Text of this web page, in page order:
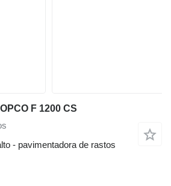
F 1200 CS
- pavimentadora de rastos